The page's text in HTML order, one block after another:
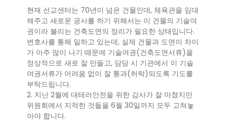
현재 선교센터는 70년이 넘은 건물인데, 체육관을 임대
해주고 새로운 공사를 하기 위해서는 이 건물의 기술여
권이라 불리는 건축도면의 정리가 필요한 상태입니다.
변호사를 통해 일하고 있는데, 실제 건물과 도면이 차이
가 아주 많이 나기 때문에 기술여권(건축도면서류)을
정상적으로 새로 잘 만들고, 담당 시 기관에서 이 기술
여권서류가 어려움 없이 잘 통과(허락)되도록 기도를
부탁드립니다.
2. 지난 2월에 대테러안전을 위한 감사가 잘 마쳤지만
위원회에서 지적한 것들을 6월 30일까지 모두 고쳐놓
아야 합니다.